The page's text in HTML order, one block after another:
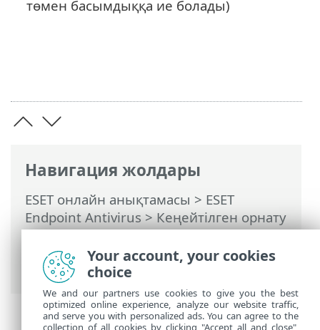
Навигация жолдары
ESET онлайн анықтамасы > ESET
Endpoint Antivirus>Кеңейтілген орнату
>Қорғаныстар>HIPS — Басты
компьютерге басып кіруді болдырмау
жүйесі> HIPS ережені басқару
төмен басымдыққа ие болады)
Your account, your cookies
choice
We and our partners use cookies to give you the best
optimized online experience, analyze our website traffic,
and serve you with personalized ads. You can agree to the
collection of all cookies by clicking "Accept all and close",